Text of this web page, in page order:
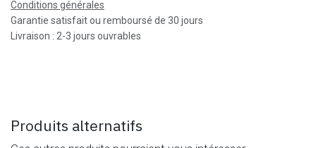
Conditions générales
Garantie satisfait ou remboursé de 30 jours
Livraison : 2-3 jours ouvrables
Produits alternatifs